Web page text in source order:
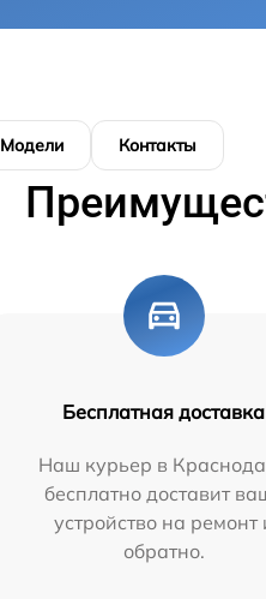
Модели Контакты
Бесплатная доставка
Наш курьер в
бесплатно доставит
устройство на ремонт
обратно.